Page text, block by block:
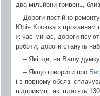
два мільйони гривень,
Дороги постійно
Юрія Косюка з проханням
ж час минає, дороги
роботи, дороги стануть
– Які ще, на Вашу
– Якщо говорити про
і в повному обсязі
підприємці, які платять